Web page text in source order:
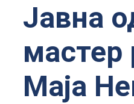
Јавна
мастер
Маја